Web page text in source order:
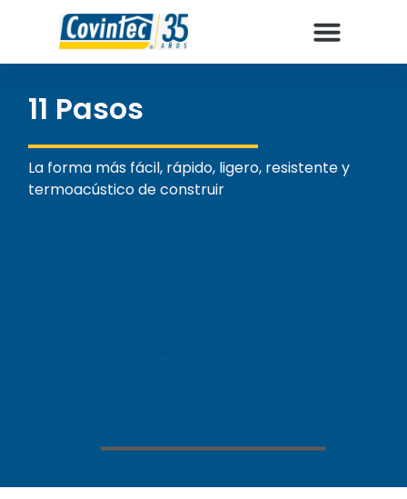
11 Pasos
La forma más fácil, rápido, ligero, resistente y
termoacústico de construir